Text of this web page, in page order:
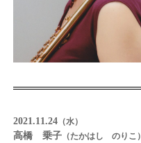
2021.11.24（水）
高橋 乗子（たかはし のりこ）